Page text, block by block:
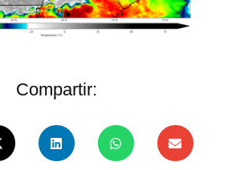
Compartir: